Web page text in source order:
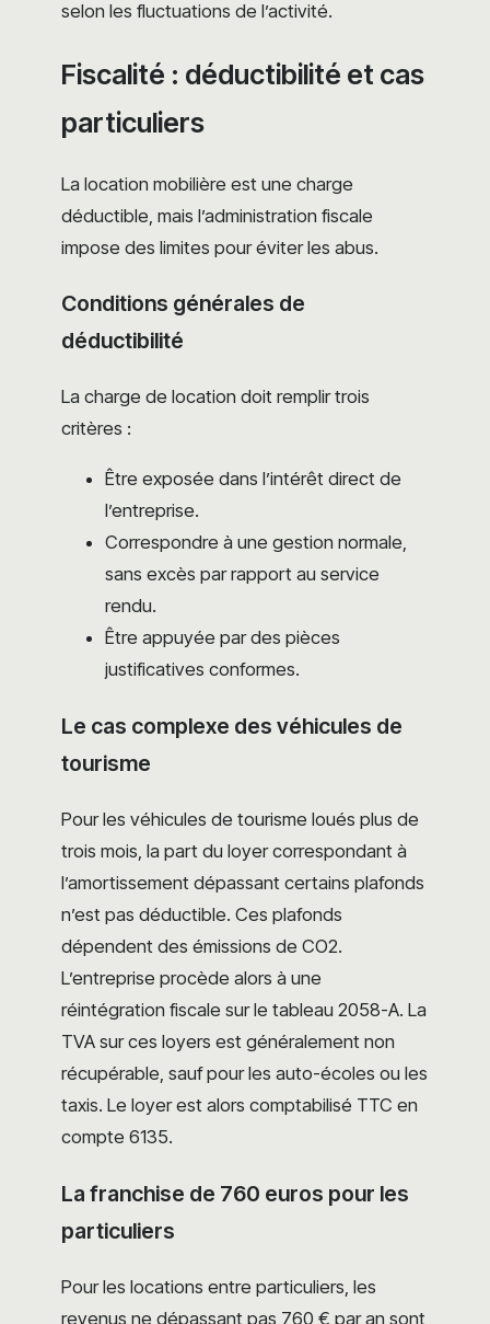
selon les fluctuations de l’activité.
Fiscalité : déductibilité et cas
particuliers
La location mobilière est une charge
déductible, mais l’administration fiscale
impose des limites pour éviter les abus.
Conditions générales de
déductibilité
La charge de location doit remplir trois
critères :
Être exposée dans l’intérêt direct de
l’entreprise.
Correspondre à une gestion normale,
sans excès par rapport au service
rendu.
Être appuyée par des pièces
justificatives conformes.
Le cas complexe des véhicules de
tourisme
Pour les véhicules de tourisme loués plus de
trois mois, la part du loyer correspondant à
l’amortissement dépassant certains plafonds
n’est pas déductible. Ces plafonds
dépendent des émissions de CO2.
L’entreprise procède alors à une
réintégration fiscale sur le tableau 2058-A. La
TVA sur ces loyers est généralement non
récupérable, sauf pour les auto-écoles ou les
taxis. Le loyer est alors comptabilisé TTC en
compte 6135.
La franchise de 760 euros pour les
particuliers
Pour les locations entre particuliers, les
revenus ne dépassant pas 760 € par an sont